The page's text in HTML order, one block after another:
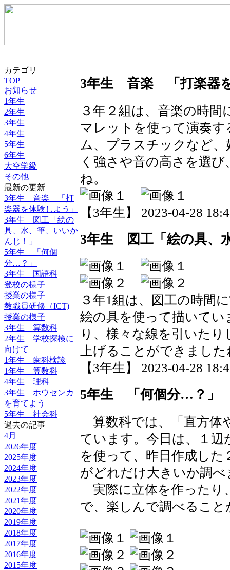
カテゴリ
TOP
お知らせ
1年生
2年生
3年生
4年生
5年生
6年生
大空学級
その他
最新の更新
3年生 音楽 「打
楽器を体験しよう」
3年生 図工「絵の
具、水、筆、いいか
んじ！」
5年生 「何個
分…？」
3年生 国語科
登校の様子
授業の様子
教職員研修（ICT)
授業の様子
3年生 算数科
2年生 学校探検に
向けて
1年生 歯科検診
1年生 算数科
4年生 理科
3年生 ホウセンカ
を育てよう
5年生 社会科
過去の記事
4月
2026年度
2025年度
2024年度
2023年度
2022年度
2021年度
2020年度
2019年度
2018年度
2017年度
2016年度
2015年度
3年生 音楽 「打楽器
３年２組は、音楽の時
マレットを使って演奏
ム、プラスチックなど
く強さや音の高さを選
ね。
【3年生】 2023-04-28
3年生 図工「絵の具、
３年1組は、図工の時間
絵の具を使って描いて
り、様々な線を引いた
上げることができました
【3年生】 2023-04-28
5年生 「何個分…？」
算数科では、「直方体
ています。今日は、１
を使って、昨日作成し
がどれだけ大きいか調べ
実際に立体を作ったり
で、楽しんで調べるこ